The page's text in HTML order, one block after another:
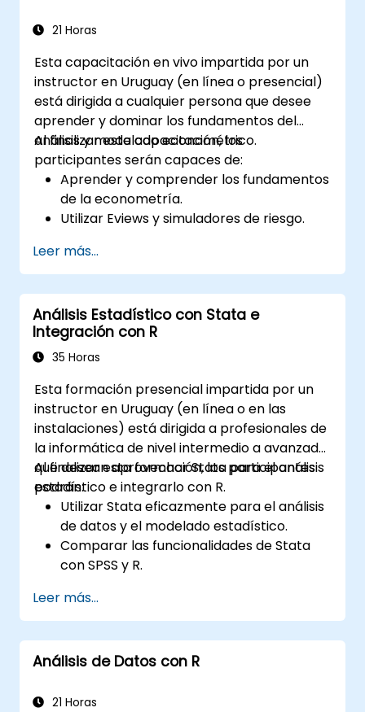
21 Horas
Esta capacitación en vivo impartida por un
instructor en Uruguay (en línea o presencial)
está dirigida a cualquier persona que desee
aprender y dominar los fundamentos del
análisis y modelado econométrico.
Al finalizar esta capacitación, los
participantes serán capaces de:
Aprender y comprender los fundamentos
de la econometría.
Utilizar Eviews y simuladores de riesgo.
Leer más...
Análisis Estadístico con Stata e
Integración con R
35 Horas
Esta formación presencial impartida por un
instructor en Uruguay (en línea o en las
instalaciones) está dirigida a profesionales de
la informática de nivel intermedio a avanzado
que desean aprovechar Stata para el análisis
estadístico e integrarlo con R.
Al finalizar esta formación, los participantes
podrán:
Utilizar Stata eficazmente para el análisis
de datos y el modelado estadístico.
Comparar las funcionalidades de Stata
con SPSS y R.
estadístico sin interrupciones.
Desarrollar y automatizar flujos de
trabajo utilizando Stata y R.
Leer más...
Análisis de Datos con R
21 Horas